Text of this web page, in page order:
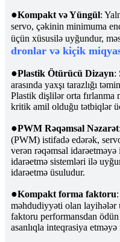
●Kompakt və Yüngül:
servo, çəkinin minimuma
üçün xüsusilə uyğundur,
dronlar və kiçik
●Plastik Ötürücü Dizayn:
arasında yaxşı tarazlığı
Plastik dişlilər orta fırlanma
kritik amil olduğu tətbiqlər
●PWM Rəqəmsal Nəzarət
(PWM) istifadə edərək,
verən rəqəmsal
idarəetmə sistemləri ilə
idarəetmə üsuludur.
●Kompakt forma faktoru
məhdudiyyəti olan
faktoru performansdan
asanlıqla inteqrasiya